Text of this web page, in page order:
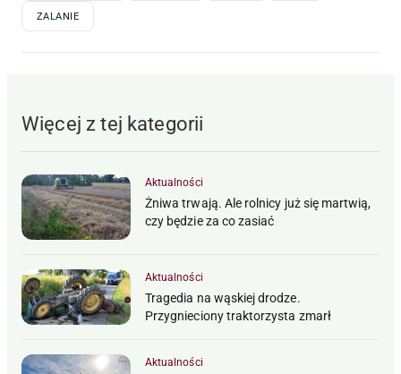
ZALANIE
Więcej z tej kategorii
Aktualności
Żniwa trwają. Ale rolnicy już się martwią,
czy będzie za co zasiać
Aktualności
Tragedia na wąskiej drodze.
Przygnieciony traktorzysta zmarł
Aktualności